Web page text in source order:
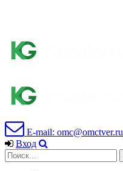
E-mail: omc@omctver.ru
Вход